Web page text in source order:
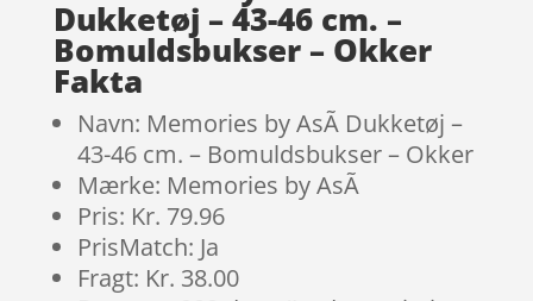
Dukketøj – 43-46 cm. –
Bomuldsbukser – Okker
Fakta
Navn: Memories by AsÃ­ Dukketøj –
43-46 cm. – Bomuldsbukser – Okker
Mærke: Memories by AsÃ­
Pris: Kr. 79.96
PrisMatch: Ja
Fragt: Kr. 38.00